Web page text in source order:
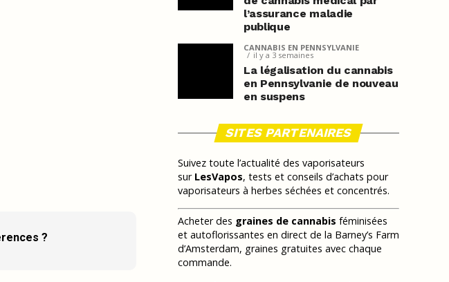
?
l’assurance maladie
publique
CANNABIS EN PENNSYLVANIE
il y a 3 semaines
La légalisation du cannabis
en Pennsylvanie de nouveau
en suspens
SITES PARTENAIRES
Suivez toute l’actualité des vaporisateurs
sur LesVapos, tests et conseils d’achats pour
vaporisateurs à herbes séchées et concentrés.
Acheter des graines de cannabis féminisées
et autoflorissantes en direct de la Barney’s Farm
d’Amsterdam, graines gratuites avec chaque
commande.